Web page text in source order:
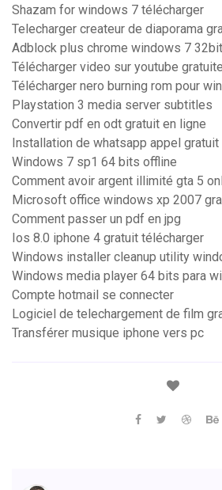
Shazam for windows 7 télécharger
Telecharger createur de diaporama
Adblock plus chrome windows 7 32bit
Télécharger video sur youtube
Télécharger nero burning rom pour
Playstation 3 media server subtitles
Convertir pdf en odt gratuit en ligne
Installation de whatsapp appel gratuit
Windows 7 sp1 64 bits offline
Comment avoir argent illimité gta 5
Microsoft office windows xp 2007
Comment passer un pdf en jpg
Ios 8.0 iphone 4 gratuit télécharger
Windows installer cleanup utility
Windows media player 64 bits para
Compte hotmail se connecter
Logiciel de telechargement de film
Transférer musique iphone vers pc